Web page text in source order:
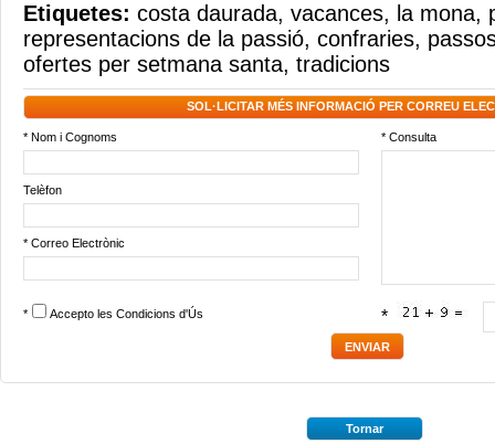
Etiquetes: costa daurada, vacances, la mona,
representacions de la passió, confraries,
ofertes per setmana santa, tradicions
SOL·LICITAR MÉS INFORMACIÓ PER CORREU
* Nom i Cognoms * Consulta
Telèfon
* Correo Electrònic
* Accepto les Condicions d'Ús *
Tornar